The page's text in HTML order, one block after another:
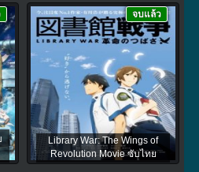
Library War: The Wings of
Revolution Movie ซับไทย
จบแล้ว